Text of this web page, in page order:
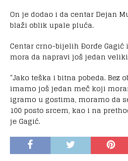
On je dodao i da centar Dejan
blaži oblik upale pluća.
Centar crno-bijelih Ðorđe Gagić
mora da napravi još jedan
“Jako teška i bitna pobeda. Bez
imamo još jedan meč koji
igramo u gostima, moramo da
100 posto srcem, kao i na
je Gagić.